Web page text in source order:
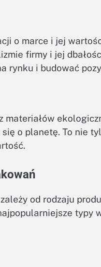
o marce i jej
firmy i jej
rynku i budować
materiałów
o planetę. To nie
od rodzaju
typy